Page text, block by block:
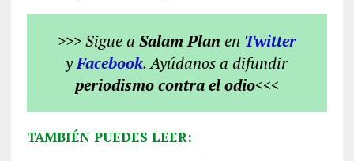
>>> Sigue a Salam Plan en Twitter
yFacebook. Ayúdanos a difundir
periodismo contra el odio<<<
TAMBIÉN PUEDES LEER: